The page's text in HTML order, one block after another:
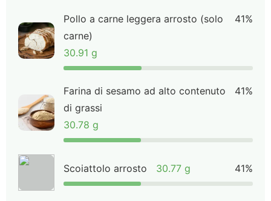
Pollo a carne leggera arrosto (solo
carne)
30.91 g
41%
Farina di sesamo ad alto contenuto
di grassi
30.78 g
41%
Scoiattolo arrosto 30.77 g 41%